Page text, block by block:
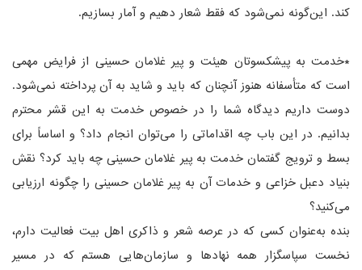
کند. این‌گونه نمی‌شود که فقط شعار دهیم و آمار بسازیم.
*خدمت به پیشکسوتان هیئت و پیر غلامان حسینی از فرایض مهمی
است که متأسفانه هنوز آنچنان که باید و شاید به آن پرداخته نمی‌شود.
دوست داریم دیدگاه شما را در خصوص خدمت به این قشر محترم
بدانیم. در این باب چه اقداماتی را می‌توان انجام داد؟ و اساساً برای
بسط و ترویج گفتمان خدمت به پیر غلامان حسینی چه باید کرد؟ نقش
بنیاد دعبل خزاعی و خدمات آن به پیر غلامان حسینی را چگونه ارزیابی
می‌کنید؟
بنده به‌عنوان کسی که در عرصه شعر و ذاکری اهل بیت فعالیت دارم،
نخست سپاسگزار همه نهادها و سازمان‌هایی هستم که در مسیر